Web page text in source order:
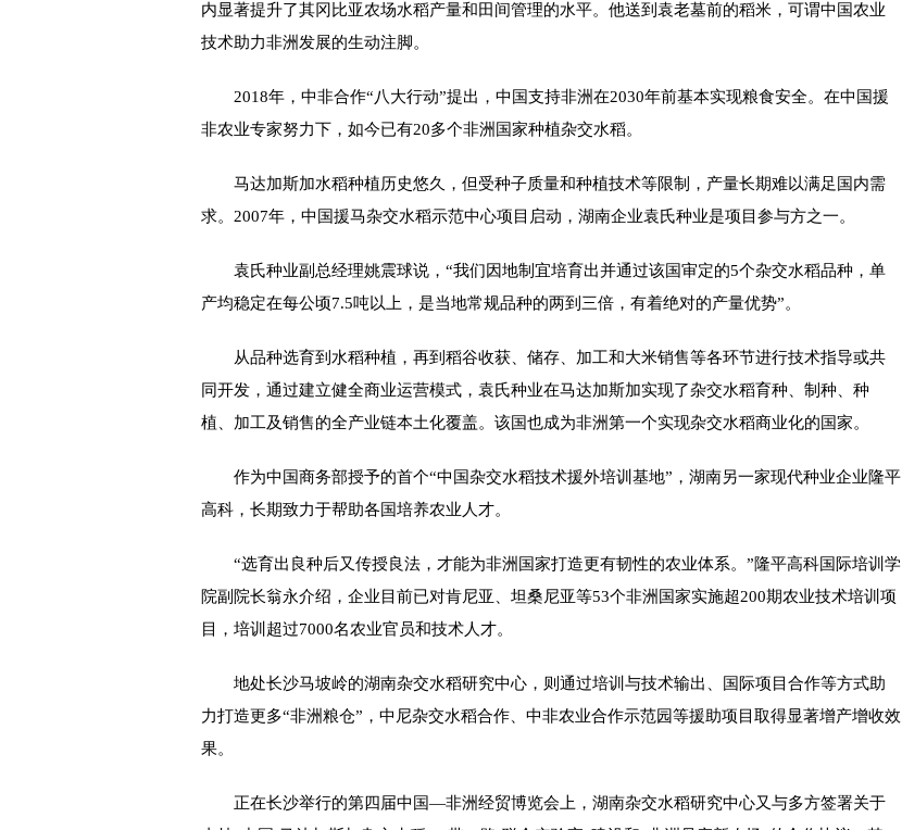
内显著提升了其冈比亚农场水稻产量和田间管理的水平。他送到袁老墓前的稻米，可谓中国农业
技术助力非洲发展的生动注脚。
2018年，中非合作“八大行动”提出，中国支持非洲在2030年前基本实现粮食安全。在中国援
非农业专家努力下，如今已有20多个非洲国家种植杂交水稻。
马达加斯加水稻种植历史悠久，但受种子质量和种植技术等限制，产量长期难以满足国内需
求。2007年，中国援马杂交水稻示范中心项目启动，湖南企业袁氏种业是项目参与方之一。
袁氏种业副总经理姚震球说，“我们因地制宜培育出并通过该国审定的5个杂交水稻品种，单
产均稳定在每公顷7.5吨以上，是当地常规品种的两到三倍，有着绝对的产量优势”。
从品种选育到水稻种植，再到稻谷收获、储存、加工和大米销售等各环节进行技术指导或共
同开发，通过建立健全商业运营模式，袁氏种业在马达加斯加实现了杂交水稻育种、制种、种
植、加工及销售的全产业链本土化覆盖。该国也成为非洲第一个实现杂交水稻商业化的国家。
作为中国商务部授予的首个“中国杂交水稻技术援外培训基地”，湖南另一家现代种业企业隆平
高科，长期致力于帮助各国培养农业人才。
“选育出良种后又传授良法，才能为非洲国家打造更有韧性的农业体系。”隆平高科国际培训学
院副院长翁永介绍，企业目前已对肯尼亚、坦桑尼亚等53个非洲国家实施超200期农业技术培训项
目，培训超过7000名农业官员和技术人才。
地处长沙马坡岭的湖南杂交水稻研究中心，则通过培训与技术输出、国际项目合作等方式助
力打造更多“非洲粮仓”，中尼杂交水稻合作、中非农业合作示范园等援助项目取得显著增产增收效
果。
正在长沙举行的第四届中国—非洲经贸博览会上，湖南杂交水稻研究中心又与多方签署关于